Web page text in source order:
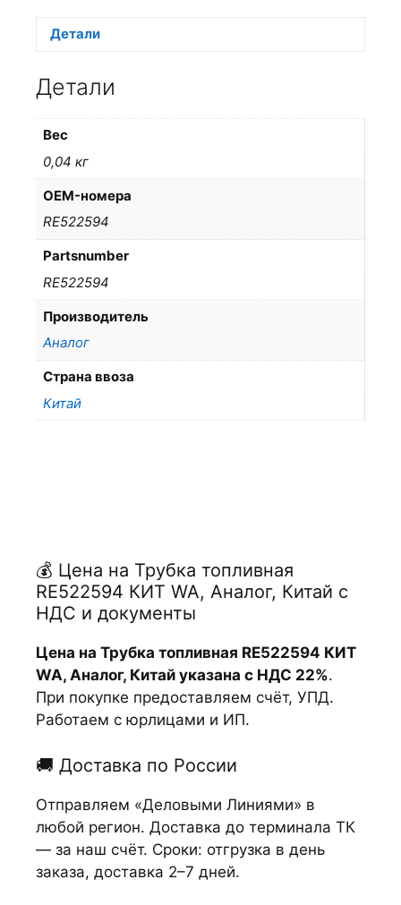
Детали
Детали
Вес
0,04 кг
OEM-номера
RE522594
Partsnumber
RE522594
Производитель
Аналог
Страна ввоза
Китай
💰 Цена на Трубка топливная
RE522594 КИТ WA, Аналог, Китай с
НДС и документы
Цена на Трубка топливная RE522594 КИТ
WA, Аналог, Китай указана с НДС 22%.
При покупке предоставляем счёт, УПД.
Работаем с юрлицами и ИП.
🚚 Доставка по России
Отправляем «Деловыми Линиями» в
любой регион. Доставка до терминала ТК
— за наш счёт. Сроки: отгрузка в день
заказа, доставка 2–7 дней.